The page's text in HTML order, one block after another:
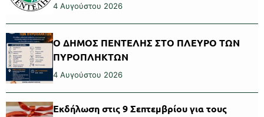
4 Αυγούστου 2026
Ο ΔΗΜΟΣ ΠΕΝΤΕΛΗΣ ΣΤΟ ΠΛΕΥΡΟ ΤΩΝ
ΠΥΡΟΠΛΗΚΤΩΝ
4 Αυγούστου 2026
Εκδήλωση στις 9 Σεπτεμβρίου για τους